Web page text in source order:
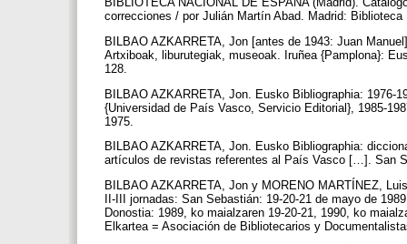
correcciones / por Julián Martín Abad. Madrid:
BILBAO AZKARRETA, Jon [antes de 1943: Juan
Artxiboak, liburutegiak, museoak. Iruñea {Pamplona}:
128.
BILBAO AZKARRETA, Jon. Eusko Bibliographia: 1976-
{Universidad de País Vasco, Servicio Editorial}, 1985-
1975.
BILBAO AZKARRETA, Jon. Eusko Bibliographia:
artículos de revistas referentes al País Vasco […]. San
BILBAO AZKARRETA, Jon y MORENO MARTÍNEZ,
II-III jornadas: San Sebastián: 19-20-21 de mayo de
Donostia: 1989, ko maialzaren 19-20-21, 1990, ko
Elkartea = Asociación de Bibliotecarios y